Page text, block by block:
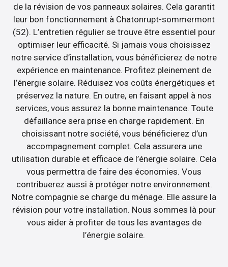
de la révision de vos panneaux solaires. Cela garantit
leur bon fonctionnement à Chatonrupt-sommermont
(52). L’entretien régulier se trouve être essentiel pour
optimiser leur efficacité. Si jamais vous choisissez
notre service d’installation, vous bénéficierez de notre
expérience en maintenance. Profitez pleinement de
l’énergie solaire. Réduisez vos coûts énergétiques et
préservez la nature. En outre, en faisant appel à nos
services, vous assurez la bonne maintenance. Toute
défaillance sera prise en charge rapidement. En
choisissant notre société, vous bénéficierez d’un
accompagnement complet. Cela assurera une
utilisation durable et efficace de l’énergie solaire. Cela
vous permettra de faire des économies. Vous
contribuerez aussi à protéger notre environnement.
Notre compagnie se charge du ménage. Elle assure la
révision pour votre installation. Nous sommes là pour
vous aider à profiter de tous les avantages de
l’énergie solaire.